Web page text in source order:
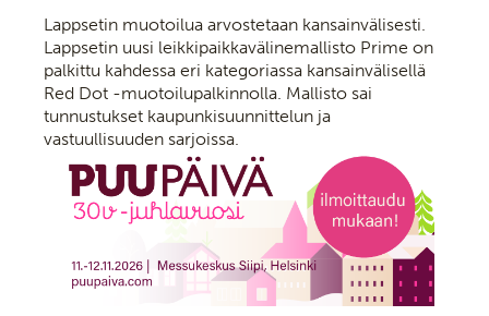
Lappsetin muotoilua arvostetaan kansainvälisesti.
Lappsetin uusi leikkipaikkavälinemallisto Prime on
palkittu kahdessa eri kategoriassa kansainvälisellä
Red Dot -muotoilupalkinnolla. Mallisto sai
tunnustukset kaupunkisuunnittelun ja
vastuullisuuden sarjoissa.